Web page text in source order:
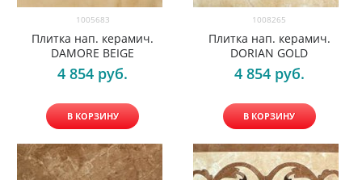
1005683
Плитка нап. керамич.
DAMORE BEIGE
4 854 руб.
В КОРЗИНУ
1008265
Плитка нап. керамич.
DORIAN GOLD
4 854 руб.
В КОРЗИНУ